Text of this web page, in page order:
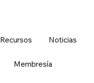
Recursos Noticias
Membresía